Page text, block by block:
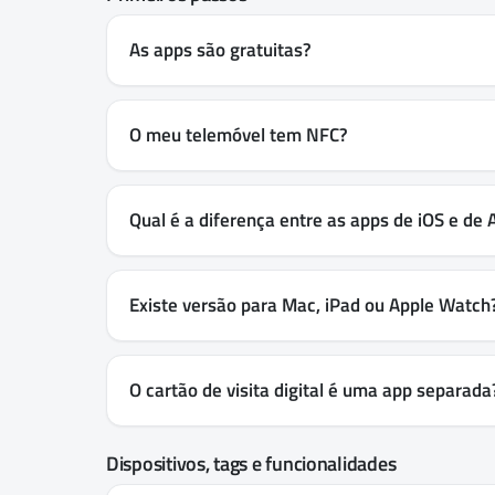
As apps são gratuitas?
O meu telemóvel tem NFC?
Qual é a diferença entre as apps de iOS e de
Existe versão para Mac, iPad ou Apple
O cartão de visita digital é uma app
Dispositivos, tags e funcionalidades